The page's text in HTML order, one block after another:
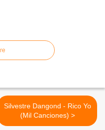
Silvestre Dangond - Rico Yo
(Mil Canciones) >